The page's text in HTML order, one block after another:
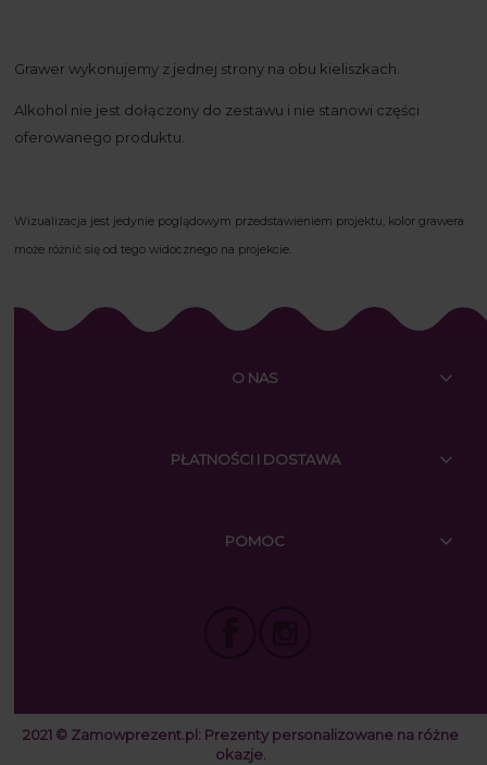
Grawer wykonujemy z jednej strony na obu kieliszkach.
Alkohol nie jest dołączony do zestawu i nie stanowi części
oferowanego produktu.
Wizualizacja jest jedynie poglądowym przedstawieniem projektu, kolor grawera
może różnić się od tego widocznego na projekcie.
O NAS
PŁATNOŚCI I DOSTAWA
POMOC
2021 © Zamowprezent.pl: Prezenty personalizowane na różne
okazje.